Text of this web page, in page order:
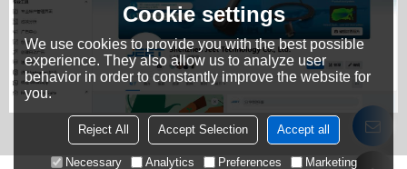
Cookie settings
We use cookies to provide you with the best possible
experience. They also allow us to analyze user
behavior in order to constantly improve the website for
you.
Reject All Accept Selection Accept all
Necessary Analytics Preferences Marketing